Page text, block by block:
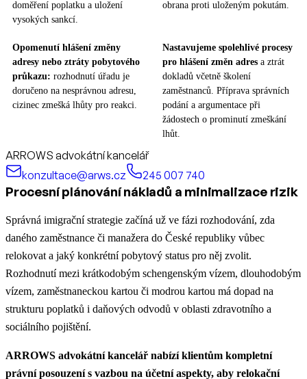
doměření poplatku a uložení
vysokých sankcí.
obrana proti uloženým pokutám.
Opomenutí hlášení změny
adresy nebo ztráty pobytového
průkazu: rozhodnutí úřadu je
doručeno na nesprávnou adresu,
cizinec zmešká lhůty pro reakci.
Nastavujeme spolehlivé procesy
pro hlášení změn adres a ztrát
dokladů včetně školení
zaměstnanců. Příprava správních
podání a argumentace při
žádostech o prominutí zmeškání
lhůt.
ARROWS advokátní kancelář
konzultace@arws.cz
245 007 740
Procesní plánování nákladů a minimalizace rizik
Správná imigrační strategie začíná už ve fázi rozhodování, zda
daného zaměstnance či manažera do České republiky vůbec
relokovat a jaký konkrétní pobytový status pro něj zvolit.
Rozhodnutí mezi krátkodobým schengenským vízem, dlouhodobým
vízem, zaměstnaneckou kartou či modrou kartou má dopad na
strukturu poplatků i daňových odvodů v oblasti zdravotního a
sociálního pojištění.
ARROWS advokátní kancelář nabízí klientům kompletní
právní posouzení s vazbou na účetní aspekty, aby relokační